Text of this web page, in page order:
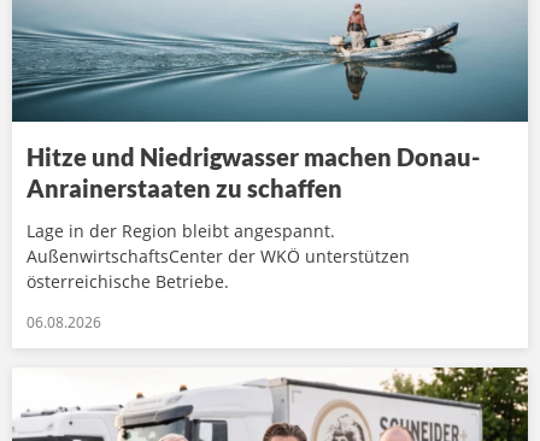
Hitze und Niedrigwasser machen Donau-
Anrainerstaaten zu schaffen
Lage in der Region bleibt angespannt.
AußenwirtschaftsCenter der WKÖ unterstützen
österreichische Betriebe.
06.08.2026